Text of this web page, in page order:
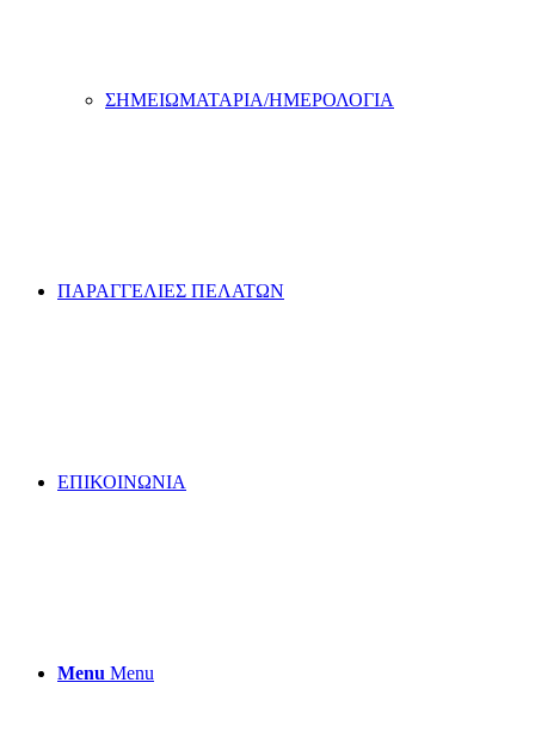
ΣΗΜΕΙΩΜΑΤΑΡΙΑ/ΗΜΕΡΟΛΟΓΙΑ
ΠΑΡΑΓΓΕΛΙΕΣ ΠΕΛΑΤΩΝ
ΕΠΙΚΟΙΝΩΝΙΑ
Menu Menu